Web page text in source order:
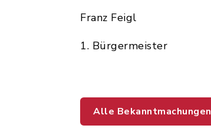
Franz Feigl
1. Bürgermeister
Alle Bekanntmachungen